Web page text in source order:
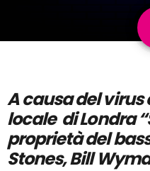
A causa del
locale di Londra
proprietà del
Stones, Bill